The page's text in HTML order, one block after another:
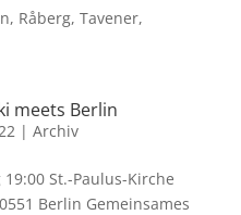
Råberg, Tavener,
meets Berlin
| Archiv
St.-Paulus-Kirche
Berlin Gemeinsames